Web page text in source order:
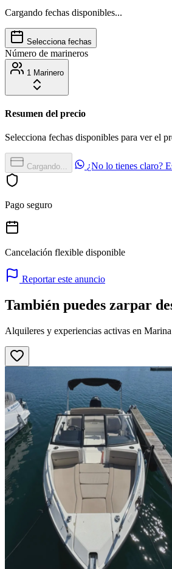
Cargando fechas disponibles...
Selecciona fechas
Número de marineros
1 Marinero
Resumen del precio
Selecciona fechas disponibles para ver el
Cargando... ¿No lo tienes claro?
Pago seguro
Cancelación flexible disponible
Reportar este anuncio
También puedes zarpar
Alquileres y experiencias activas en